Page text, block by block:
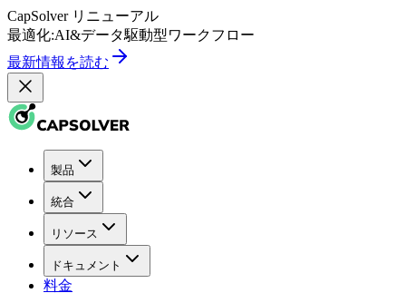
CapSolver リニューアル
最適化:AI&データ駆動型ワークフロー
最新情報を読む
製品
統合
リソース
ドキュメント
料金